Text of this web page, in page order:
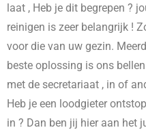
laat , Heb je dit begrepen ?
reinigen is zeer belangrijk !
voor die van uw gezin.
beste oplossing is ons
met de secretariaat , in of
Heb je een loodgieter
in ? Dan ben jij hier aan het